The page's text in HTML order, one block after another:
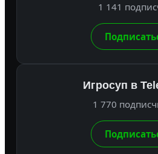
1 141
Игросуп в
1 770